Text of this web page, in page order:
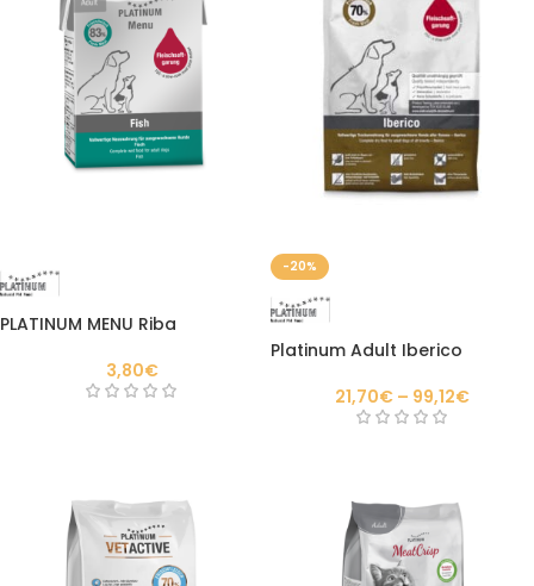
PLATINUM MENU Riba
3,80€
-20%
Platinum Adult Iberico
21,70€ – 99,12€